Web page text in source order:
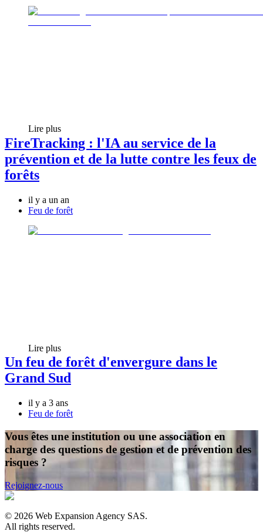
Lire plus
FireTracking : l'IA au service de la
prévention et de la lutte contre les feux de
forêts
il y a un an
Feu de forêt
Lire plus
Un feu de forêt d'envergure dans le
Grand Sud
il y a 3 ans
Feu de forêt
Vous êtes une institution ou une association en
charge des questions de gestion et de prévention des
risques ?
Rejoignez-nous
© 2026 Web Expansion Agency SAS.
All rights reserved.